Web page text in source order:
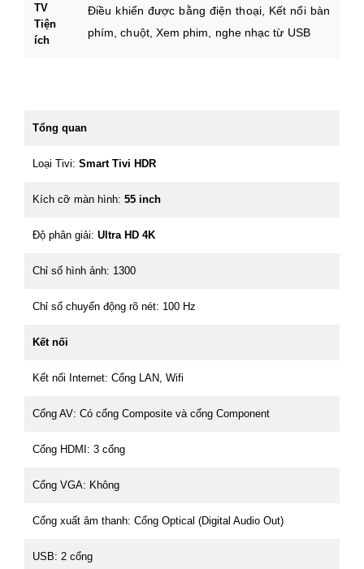
TV
Tiện
ích
Điều khiển được bằng điện thoại, Kết nối bàn
phím, chuột, Xem phim, nghe nhạc từ USB
Tổng quan
Loại Tivi: Smart Tivi HDR
Kích cỡ màn hình: 55 inch
Độ phân giải: Ultra HD 4K
Chỉ số hình ảnh: 1300
Chỉ số chuyển động rõ nét: 100 Hz
Kết nối
Kết nối Internet: Cổng LAN, Wifi
Cổng AV: Có cổng Composite và cổng Component
Cổng HDMI: 3 cổng
Cổng VGA: Không
Cổng xuất âm thanh: Cổng Optical (Digital Audio Out)
USB: 2 cổng